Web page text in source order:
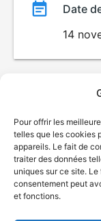
Pour offrir les
telles que les cookies
appareils. Le fait de
traiter des données
uniques sur ce site.
consentement peut
et fonctions.
Date
14